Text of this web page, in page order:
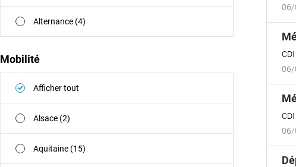
Alternance (4)
Mobilité
Afficher tout
Alsace (2)
Aquitaine (15)
CDI
CDI